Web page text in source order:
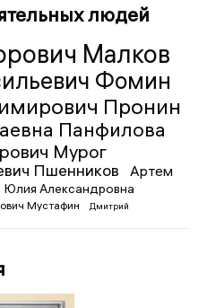
людей
Малков
Фомин
Пронин
Панфилова
Мурог
Пшенников
Артем
Юлия Александровна
Мустафин
Дмитрий